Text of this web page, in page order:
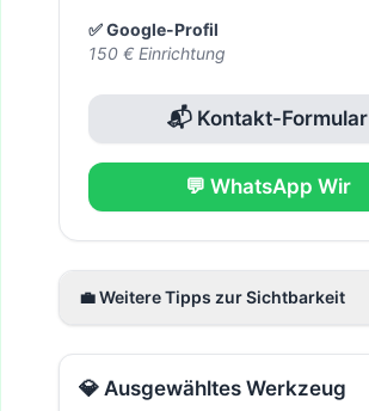
✅ Google-Profil
150 € Einrichtung
📬 Kontakt-Formular
💬 WhatsApp Wir
💼 Weitere Tipps zur Sichtbarkeit
💎 Ausgewähltes Werkzeug